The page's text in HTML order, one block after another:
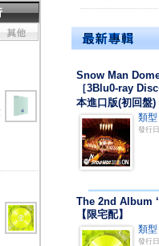
Snow Man
［3Blu0-ray
本進口版(初回盤)
類
發行
The 2nd Album
【限宅配】
類
發行